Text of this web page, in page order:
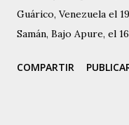
Guárico, Venezuela el
Samán, Bajo Apure, el
Maluenga, quien era
COMPARTIR